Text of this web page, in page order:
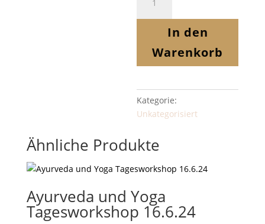
Book-
Weihnachten
[Digital]
Menge
In den
Warenkorb
Kategorie:
Unkategorisiert
Ähnliche Produkte
Ayurveda und Yoga
Tagesworkshop 16.6.24